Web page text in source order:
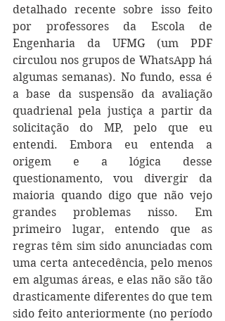
detalhado recente sobre isso feito
por professores da Escola de
Engenharia da UFMG (um PDF
circulou nos grupos de WhatsApp há
algumas semanas). No fundo, essa é
a base da suspensão da avaliação
quadrienal pela justiça a partir da
solicitação do MP, pelo que eu
entendi. Embora eu entenda a
origem e a lógica desse
questionamento, vou divergir da
maioria quando digo que não vejo
grandes problemas nisso. Em
primeiro lugar, entendo que as
regras têm sim sido anunciadas com
uma certa antecedência, pelo menos
em algumas áreas, e elas não são tão
drasticamente diferentes do que tem
sido feito anteriormente (no período